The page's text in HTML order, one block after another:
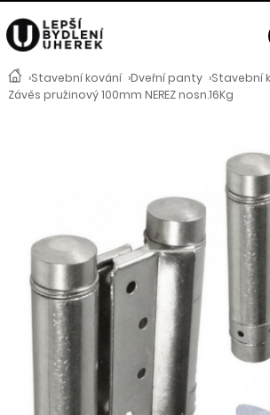
›Stavební kování ›Dveřní panty ›Stavební
Závěs pružinový 100mm NEREZ nosn.16Kg